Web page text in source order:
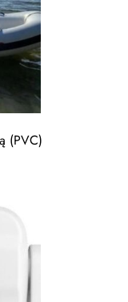
(PVC)